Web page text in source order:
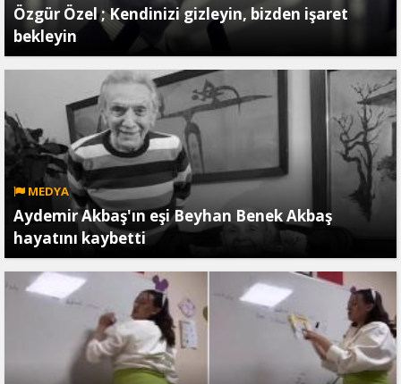
Özgür Özel ; Kendinizi gizleyin, bizden işaret
bekleyin
MEDYA
Aydemir Akbaş'ın eşi Beyhan Benek Akbaş
hayatını kaybetti